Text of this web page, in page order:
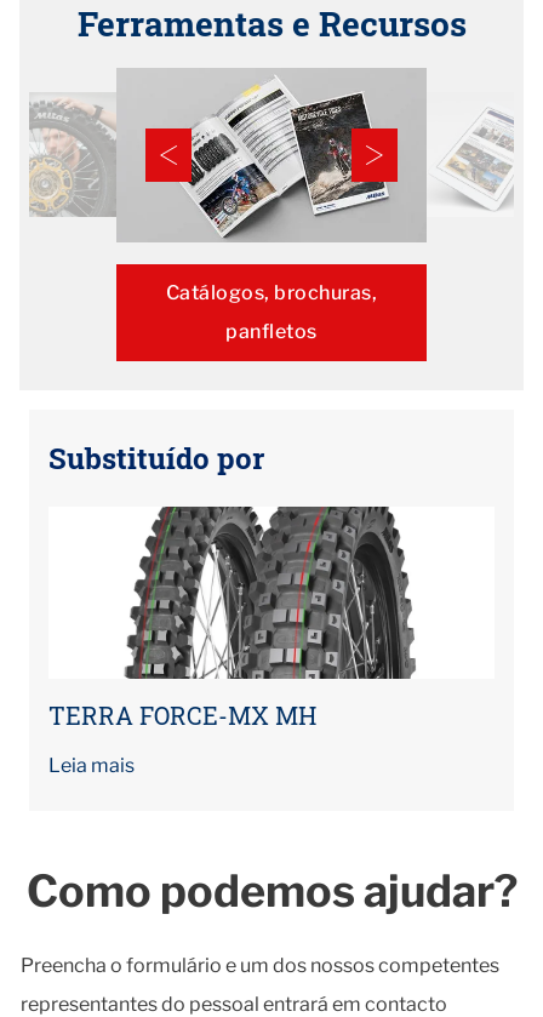
Ferramentas e Recursos
Catálogos, brochuras,
panfletos
Substituído por
TERRA FORCE-MX MH
Leia mais
Como podemos ajudar?
Preencha o formulário e um dos nossos competentes
representantes do pessoal entrará em contacto